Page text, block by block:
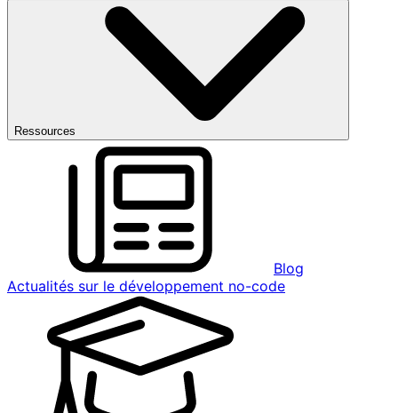
Ressources
Blog
Actualités sur le développement no-code